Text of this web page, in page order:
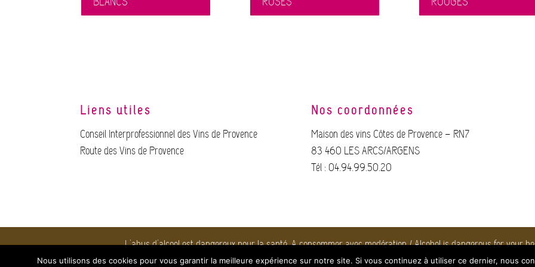
Liens utiles
Conseil Interprofessionnel des Vins de Provence
Route des Vins de Provence
Nos coordonnées
Maison des vins Côtes de Provence – RN7
83 460 LES ARCS/ARGENS
Tél : 04.94.99.50.20
L'abus d'alcool est dangereux pour la santé. A consommer avec modération / Alcohol is dangerous for your
©2020 Maison des Vins Côtes de Provence. Tous droits réservés.Mentions légales
Nous utilisons des cookies pour vous garantir la meilleure expérience sur notre site. Si vous continuez à utiliser ce dernier, nous